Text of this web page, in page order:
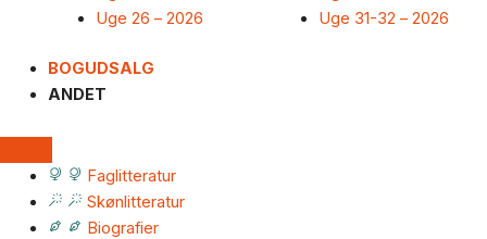
Uge 26 – 2026
Uge 31-32 – 2026
BOGUDSALG
ANDET
Faglitteratur
Skønlitteratur
Biografier